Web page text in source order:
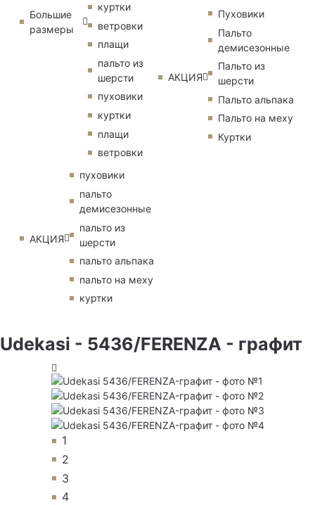
Большие
размеры
куртки
ветровки
плащи
пальто из
шерсти
пуховики
куртки
плащи
ветровки
АКЦИЯ
пуховики
пальто
демисезонные
пальто из
шерсти
пальто альпака
пальто на меху
куртки
АКЦИЯ
Пуховики
Пальто
демисезонные
Пальто из
шерсти
Пальто альпака
Пальто на меху
Куртки
Udekasi - 5436/FERENZA - графит
1
2
3
4